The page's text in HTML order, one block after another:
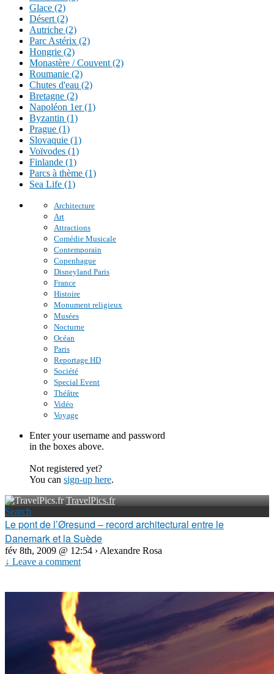
Glace (2)
Désert (2)
Autriche (2)
Parc Astérix (2)
Hongrie (2)
Monastère / Couvent (2)
Roumanie (2)
Chutes d'eau (2)
Bretagne (2)
Napoléon 1er (1)
Byzantin (1)
Prague (1)
Slovaquie (1)
Voïvodes (1)
Finlande (1)
Parcs à thème (1)
Sea Life (1)
Architecture
Art
Attractions
Comédie Musicale
Contemporain
Copenhague
Disneyland Paris
France
Histoire
Monument religieux
Musées
Nocturne
Océan
Paris
Reportage HD
Société
Special Event
Théâtre
Vidéo
Voyage
Enter your username and password
in the boxes above.
Not registered yet?
You can sign-up here.
TravelPics.fr
Search
Le pont de l’Øresund – record architectural entre le
Danemark et la Suède
fév 8th, 2009 @ 12:54 › Alexandre Rosa
↓ Leave a comment